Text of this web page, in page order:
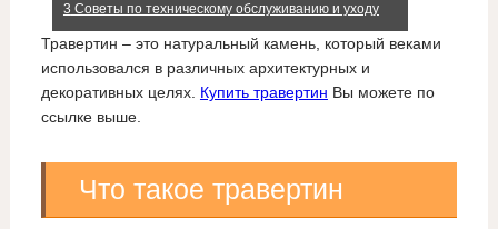
3 Советы по техническому обслуживанию и уходу
Травертин – это натуральный камень, который веками
использовался в различных архитектурных и
декоративных целях. Купить травертин Вы можете по
ссылке выше.
Что такое травертин